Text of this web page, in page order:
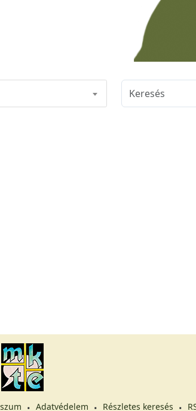
Adatvédelem Részletes keresés